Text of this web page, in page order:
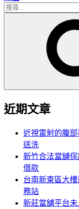
搜
近期文章
近視雷射的腹
送洗
新竹合法當舖
借款
台南新東區大
務站
新莊當舖平台